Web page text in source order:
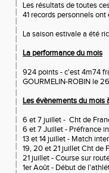
Les résultats de toutes
41 records personnels
La saison estivale a été
La performance du mois
924 points - c'est 4m74
GOURMELIN-ROBIN le
Les évènements du mois
6 et 7 juillet - Cht de
6 et 7 Juillet - Préfrance
13 et 14 juillet - Match
19, 20 et 21 juillet Cht de
21 juillet - Course sur
1er Août - Début de